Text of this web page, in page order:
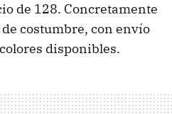
de 128. Concretamente
de costumbre, con envío
disponibles.